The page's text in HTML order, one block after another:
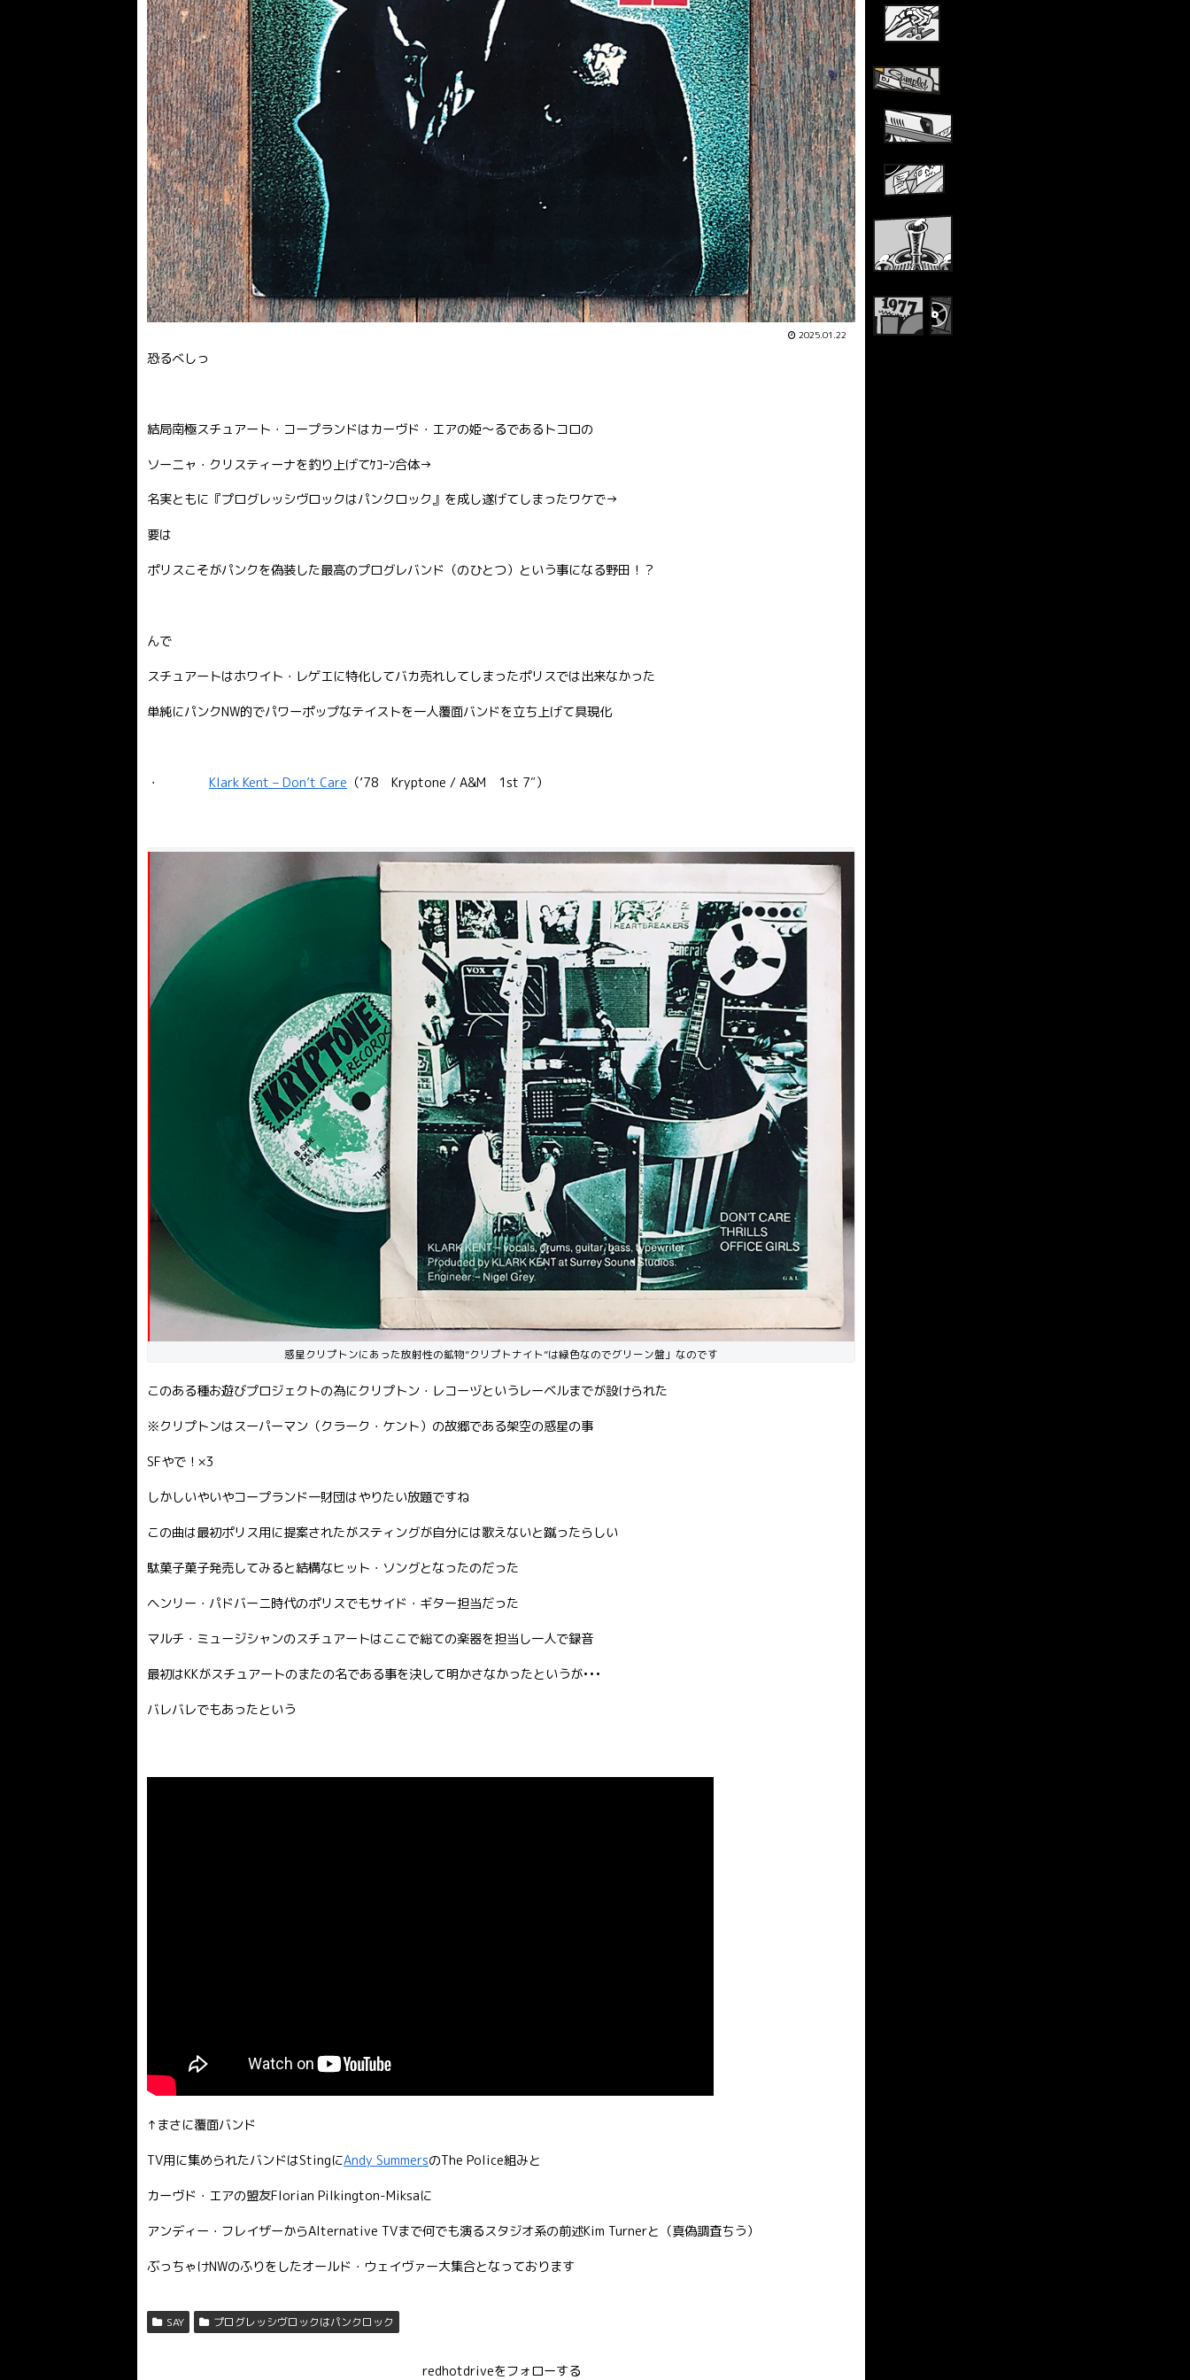
2025.01.22
恐るべしっ
結局南極スチュアート・コープランドはカーヴド・エアの姫〜るであるトコロの
ソーニャ・クリスティーナを釣り上げてｹｺｰﾝ合体→
名実ともに『プログレッシヴロックはパンクロック』を成し遂げてしまったワケで→
要は
ポリスこそがパンクを偽装した最高のプログレバンド（のひとつ）という事になる野田！？
んで
スチュアートはホワイト・レゲエに特化してバカ売れしてしまったポリスでは出来なかった
単純にパンクNW的でパワーポップなテイストを一人覆面バンドを立ち上げて具現化
・ Klark Kent – Don’t Care （’78 Kryptone / A&M 1st 7″）
惑星クリプトンにあった放射性の鉱物”クリプトナイト”は緑色なのでグリーン盤」なのです
このある種お遊びプロジェクトの為にクリプトン・レコーヅというレーベルまでが設けられた
※クリプトンはスーパーマン（クラーク・ケント）の故郷である架空の惑星の事
SFやで！×3
しかしいやいやコープランド一財団はやりたい放題ですね
この曲は最初ポリス用に提案されたがスティングが自分には歌えないと蹴ったらしい
駄菓子菓子発売してみると結構なヒット・ソングとなったのだった
ヘンリー・パドバーニ時代のポリスでもサイド・ギター担当だった
マルチ・ミュージシャンのスチュアートはここで総ての楽器を担当し一人で録音
最初はKKがスチュアートのまたの名である事を決して明かさなかったというが•••
バレバレでもあったという
↑まさに覆面バンド
TV用に集められたバンドはStingにAndy SummersのThe Police組みと
カーヴド・エアの盟友Florian Pilkington-Miksaに
アンディー・フレイザーからAlternative TVまで何でも演るスタジオ系の前述Kim Turnerと（真偽調査ちう）
ぶっちゃけNWのふりをしたオールド・ウェイヴァー大集合となっております
SAY プログレッシヴロックはパンクロック
redhotdriveをフォローする